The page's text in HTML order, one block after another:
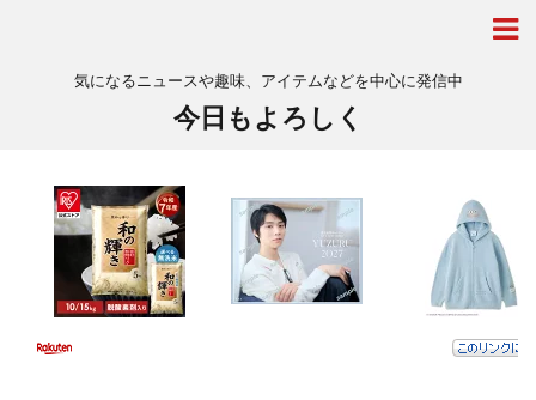
気になるニュースや趣味、アイテムなどを中心に発信中
今日もよろしく